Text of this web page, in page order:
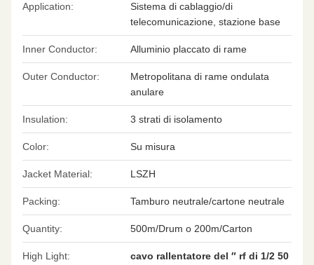
Application:
Sistema di cablaggio/di
telecomunicazione, stazione base
Inner Conductor: Alluminio placcato di rame
Outer Conductor:
Metropolitana di rame ondulata
anulare
Insulation: 3 strati di isolamento
Color: Su misura
Jacket Material: LSZH
Packing: Tamburo neutrale/cartone neutrale
Quantity: 500m/Drum o 200m/Carton
High Light:
cavo rallentatore del ″ rf di 1/2 50